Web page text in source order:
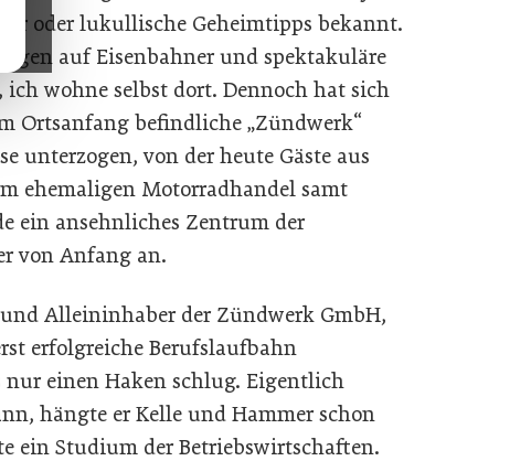
oder lukullische Geheimtipps bekannt.
auf Eisenbahner und spektakuläre
wohne selbst dort. Dennoch hat sich
Ortsanfang befindliche „Zündwerk“
unterzogen, von der heute Gäste aus
ehemaligen Motorradhandel samt
ein ansehnliches Zentrum der
von Anfang an.
Alleininhaber der Zündwerk GmbH,
erfolgreiche Berufslaufbahn
einen Haken schlug. Eigentlich
hängte er Kelle und Hammer schon
ein Studium der Betriebswirtschaften.